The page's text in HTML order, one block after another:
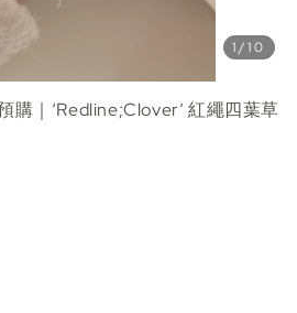
1/10
購｜‘Redline;Clover’ 紅繩四葉草